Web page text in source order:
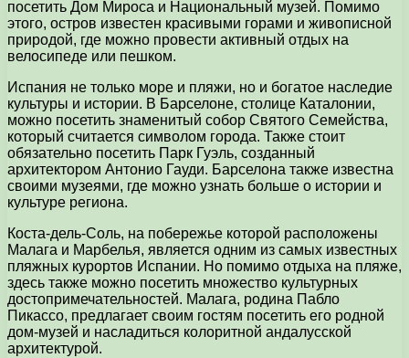
посетить Дом Мироса и Национальный музей. Помимо
этого, остров известен красивыми горами и живописной
природой, где можно провести активный отдых на
велосипеде или пешком.
Испания не только море и пляжи, но и богатое наследие
культуры и истории. В Барселоне, столице Каталонии,
можно посетить знаменитый собор Святого Семейства,
который считается символом города. Также стоит
обязательно посетить Парк Гуэль, созданный
архитектором Антонио Гауди. Барселона также известна
своими музеями, где можно узнать больше о истории и
культуре региона.
Коста-дель-Соль, на побережье которой расположены
Малага и Марбелья, является одним из самых известных
пляжных курортов Испании. Но помимо отдыха на пляже,
здесь также можно посетить множество культурных
достопримечательностей. Малага, родина Пабло
Пикассо, предлагает своим гостям посетить его родной
дом-музей и насладиться колоритной андалусской
архитектурой.